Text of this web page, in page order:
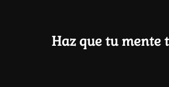
Haz que tu mente